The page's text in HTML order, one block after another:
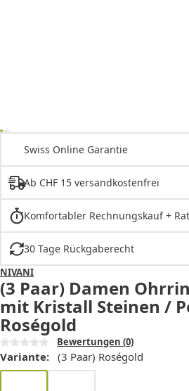
Swiss Online Garantie
Ab CHF 15 versandkostenfrei
Komfortabler Rechnungskauf +
30 Tage Rückgaberecht
NIVANI
(3 Paar) Damen
mit Kristall Steinen /
Roségold
Bewertungen (0)
Variante: (3 Paar) Roségold